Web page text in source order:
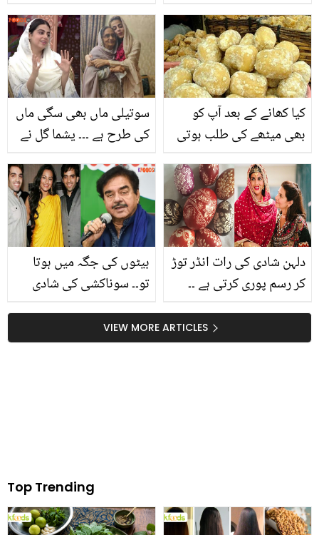
ہے؟ جان کر آزمائے بنا رہ نہ
پائیں گے
پاؤڈر بنا کر استعمال کرنے
کے حیرت انگیز فائدے جو
ڈاکٹر بھی بتاتے ہیں
سوتیلی ماں بھی سگی ماں
کی طرح ہے ۔۔۔ یشما گل نے
دونوں بیگمات سے متعلق
انکشاف کردیا
کیا کھانے کے بعد آپ کو
بھی میٹھے کی طلب ہوتی
طلب دونوں پوری کریں
بیٹوں کی جگہ میں ہوتا
تو۔۔ سوناکشی کی شادی
شتروگھن سنہا مہینوں بعد
سچ بولنے پر مجبور ہوگئے
دلہن شادی کی رات انڈر توڑ
کر رسم پوری کرتی ہے ۔۔
کن رسومات کو کرنا لازمی
ہوتا ہے؟ دلچسپ معلومات
VIEW MORE ARTICLES
Top Trending